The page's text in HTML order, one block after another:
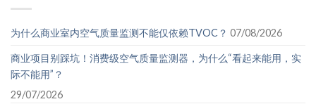
为什么商业室内空气质量监测不能仅依赖TVOC？ 07/08/2026
商业项目别踩坑！消费级空气质量监测器，为什么“看起来能用，实
际不能用”？
29/07/2026